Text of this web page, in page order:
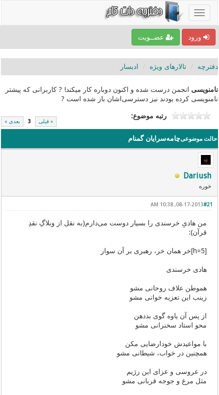
ورود عضــویت
دفترچه تالارهای ویژه ادبسار
نامنویسی انجمن درست شده و اکنون دوباره کار میکند! ? کاربرانی که پیشتر
نامنویسی کرده بودند نیز دسترسی‌اشان باز شده است ?
« قبلی 3 بعدی »
رتبه موضوع:
حالت موضوعیچامه‌سرایان گمنام
Dariush
خوره
#21
08-17-2013, 10:38 AM
من هادیِ خرسندی را بسیار دوست می‌دارم(به نقل از وبلاگِ نقدِ
قرآن):
[h=5]خر همان خر، رهبری بر آن سوار
هادی خرسندی
هموطن علاف روحانی مشو
زینب این تعزیه خوانی مشو
از پس آن یاوه گوی بددهن
محو استاد سخنرانی مشو
با مواعیدش خودارضایی مکن
همچنین در خواب، شیطانی مشو
در عروسی و عزای این رژیم
مثل مرغ و جوجه قربانی مشو